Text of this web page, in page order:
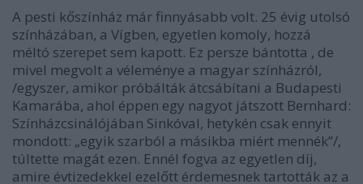
A pesti kőszínház már finnyásabb volt. 25 évig utolsó
színházában, a Vígben, egyetlen komoly, hozzá
méltó szerepet sem kapott. Ez persze bántotta , de
mivel megvolt a véleménye a magyar színházról,
/egyszer, amikor próbálták átcsábítani a Budapesti
Kamarába, ahol éppen egy nagyot játszott Bernhard:
Színházcsinálójában Sinkóval, hetykén csak ennyit
mondott: „egyik szarból a másikba miért mennék”/,
túltette magát ezen. Ennél fogva az egyetlen díj,
amire évtizedekkel ezelőtt érdemesnek tartották az a